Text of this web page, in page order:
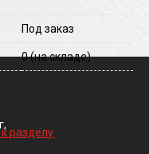
Под заказ
0(на складе)
разделу